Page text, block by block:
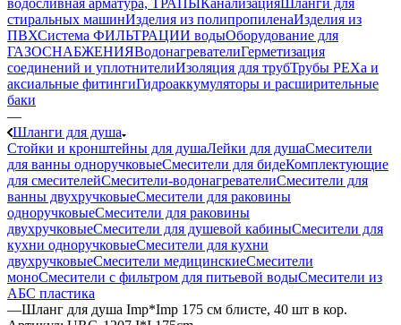
стиральных машинИзделия из полипропиленаИзделия из
ПВХСистема ФИЛЬТРАЦИИ водыОборудование для
ГАЗОСНАБЖЕНИЯВодонагревателиГерметизация
соединений и уплотнителиИзоляция для трубТрубы PEXa и
аксиальные фитингиГидроаккумуляторы и расширительные
баки
—
Шланги для душа
Стойки и кронштейны для душаЛейки для душаСмесители
для ванны одноручковыеСмесители для бидеКомплектующие
для смесителейСмесители-водонагревателиСмесители для
ванны двухручковыеСмесители для раковины
одноручковыеСмесители для раковины
двухручковыеСмесители для душевой кабиныСмесители для
кухни одноручковыеСмесители для кухни
двухручковыеСмесители медицинскиеСмесители
моноСмесители с фильтром для питьевой водыСмесители из
АБС пластика
—Шланг для душа Imp*Imp 175 см блисте, 40 шт в кор.